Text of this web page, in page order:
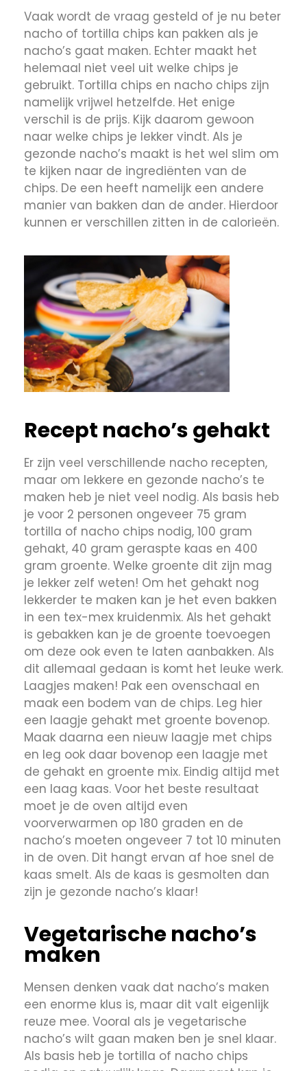
Vaak wordt de vraag gesteld of je nu beter
nacho of tortilla chips kan pakken als je
nacho’s gaat maken. Echter maakt het
helemaal niet veel uit welke chips je
gebruikt. Tortilla chips en nacho chips zijn
namelijk vrijwel hetzelfde. Het enige
verschil is de prijs. Kijk daarom gewoon
naar welke chips je lekker vindt. Als je
gezonde nacho’s maakt is het wel slim om
te kijken naar de ingrediënten van de
chips. De een heeft namelijk een andere
manier van bakken dan de ander. Hierdoor
kunnen er verschillen zitten in de calorieën.
Recept nacho’s gehakt
Er zijn veel verschillende nacho recepten,
maar om lekkere en gezonde nacho’s te
maken heb je niet veel nodig. Als basis heb
je voor 2 personen ongeveer 75 gram
tortilla of nacho chips nodig, 100 gram
gehakt, 40 gram geraspte kaas en 400
gram groente. Welke groente dit zijn mag
je lekker zelf weten! Om het gehakt nog
lekkerder te maken kan je het even bakken
in een tex-mex kruidenmix. Als het gehakt
is gebakken kan je de groente toevoegen
om deze ook even te laten aanbakken. Als
dit allemaal gedaan is komt het leuke werk.
Laagjes maken! Pak een ovenschaal en
maak een bodem van de chips. Leg hier
een laagje gehakt met groente bovenop.
Maak daarna een nieuw laagje met chips
en leg ook daar bovenop een laagje met
de gehakt en groente mix. Eindig altijd met
een laag kaas. Voor het beste resultaat
moet je de oven altijd even
voorverwarmen op 180 graden en de
nacho’s moeten ongeveer 7 tot 10 minuten
in de oven. Dit hangt ervan af hoe snel de
kaas smelt. Als de kaas is gesmolten dan
zijn je gezonde nacho’s klaar!
Vegetarische nacho’s
maken
Mensen denken vaak dat nacho’s maken
een enorme klus is, maar dit valt eigenlijk
reuze mee. Vooral als je vegetarische
nacho’s wilt gaan maken ben je snel klaar.
Als basis heb je tortilla of nacho chips